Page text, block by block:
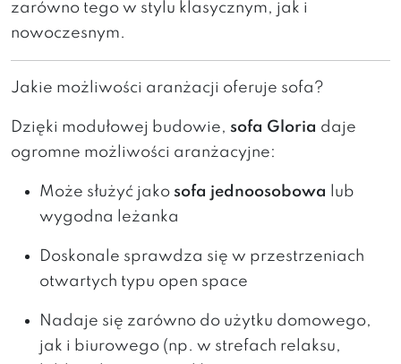
zarówno tego w stylu klasycznym, jak i
nowoczesnym.
Jakie możliwości aranżacji oferuje sofa?
Dzięki modułowej budowie, sofa Gloria daje
ogromne możliwości aranżacyjne:
Może służyć jako sofa jednoosobowa
lub
wygodna leżanka
Doskonale sprawdza się w przestrzeniach
otwartych typu open space
Nadaje się zarówno do użytku domowego,
jak i biurowego (np. w strefach relaksu,